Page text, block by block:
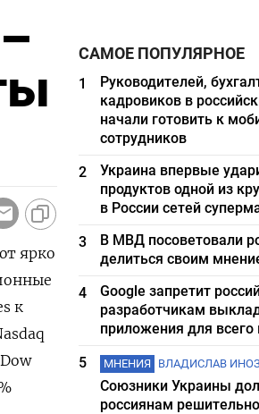
ярко
к
САМОЕ ПОПУЛЯРНОЕ
1
Руководителей,
кадровиков в
начали готовить к
сотрудников
2
Украина впервые
продуктов одной из
в России сетей
3
В МВД посоветовали
делиться своим
4
Google запретит
разработчикам
приложения для всего
5
МНЕНИЯ ВЛАДИСЛАВ
Союзники Украины
россиянам